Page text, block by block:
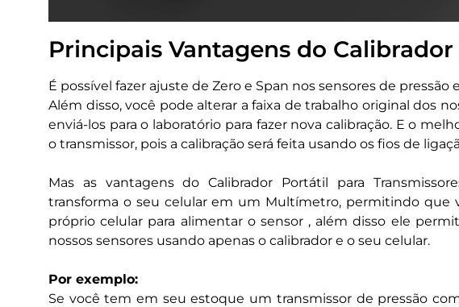
Principais Vantagens do
É possível fazer ajuste de Zero e Span nos sensores de
Além disso, você pode alterar a faixa de trabalho original dos
enviá-los para o laboratório para fazer nova calibração. E o
o transmissor, pois a calibração será feita usando os fios de
Mas as vantagens do Calibrador Portátil para
transforma o seu celular em um Multímetro, permitindo que
próprio celular para alimentar o sensor , além disso ele
nossos sensores usando apenas o calibrador e o seu celular.
Por exemplo:
Se você tem em seu estoque um transmissor de pressão